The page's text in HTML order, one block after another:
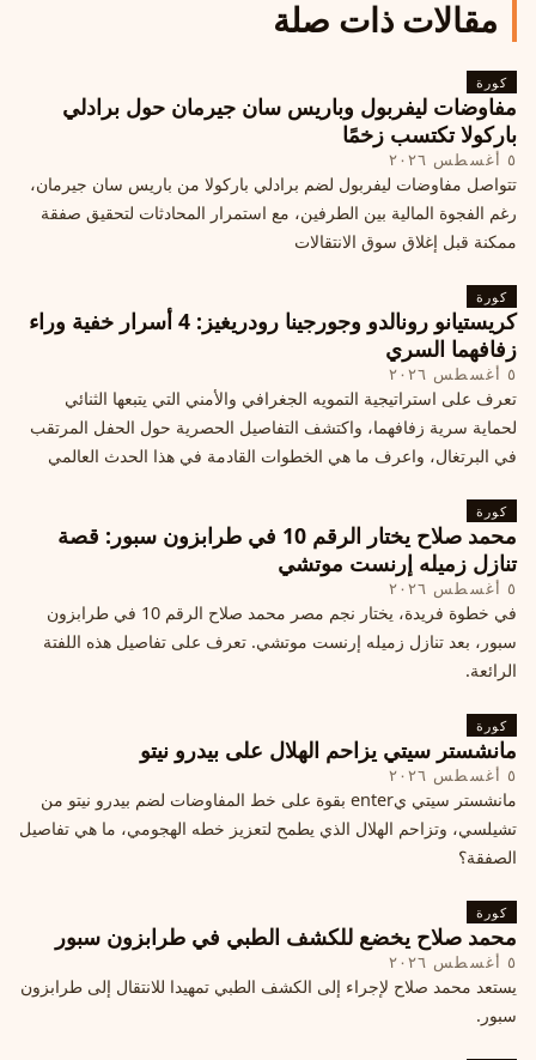
مقالات ذات صلة
كورة
مفاوضات ليفربول وباريس سان جيرمان حول برادلي
باركولا تكتسب زخمًا
٥ أغسطس ٢٠٢٦
تتواصل مفاوضات ليفربول لضم برادلي باركولا من باريس سان جيرمان،
رغم الفجوة المالية بين الطرفين، مع استمرار المحادثات لتحقيق صفقة
ممكنة قبل إغلاق سوق الانتقالات
كورة
كريستيانو رونالدو وجورجينا رودريغيز: 4 أسرار خفية وراء
زفافهما السري
٥ أغسطس ٢٠٢٦
تعرف على استراتيجية التمويه الجغرافي والأمني التي يتبعها الثنائي
لحماية سرية زفافهما، واكتشف التفاصيل الحصرية حول الحفل المرتقب
في البرتغال، واعرف ما هي الخطوات القادمة في هذا الحدث العالمي
كورة
محمد صلاح يختار الرقم 10 في طرابزون سبور: قصة
تنازل زميله إرنست موتشي
٥ أغسطس ٢٠٢٦
في خطوة فريدة، يختار نجم مصر محمد صلاح الرقم 10 في طرابزون
سبور، بعد تنازل زميله إرنست موتشي. تعرف على تفاصيل هذه اللفتة
الرائعة.
كورة
مانشستر سيتي يزاحم الهلال على بيدرو نيتو
٥ أغسطس ٢٠٢٦
مانشستر سيتي يenter بقوة على خط المفاوضات لضم بيدرو نيتو من
تشيلسي، وتزاحم الهلال الذي يطمح لتعزيز خطه الهجومي، ما هي تفاصيل
الصفقة؟
كورة
محمد صلاح يخضع للكشف الطبي في طرابزون سبور
٥ أغسطس ٢٠٢٦
يستعد محمد صلاح لإجراء إلى الكشف الطبي تمهيدا للانتقال إلى طرابزون
سبور.